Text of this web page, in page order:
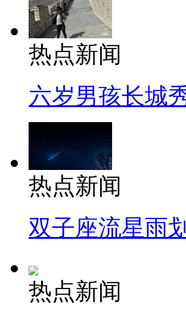
热点新闻
六岁男孩长城
热点新闻
双子座流星雨
热点新闻